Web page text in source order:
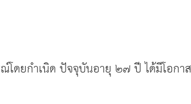
ดยกำเนิด ปัจจุบันอายุ ๒๗ ปี ได้มีโอกา